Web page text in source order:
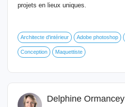
projets en lieux uniques.
Architecte d'intérieur Adobe photoshop
Conception Maquettiste
Delphine Ormancey